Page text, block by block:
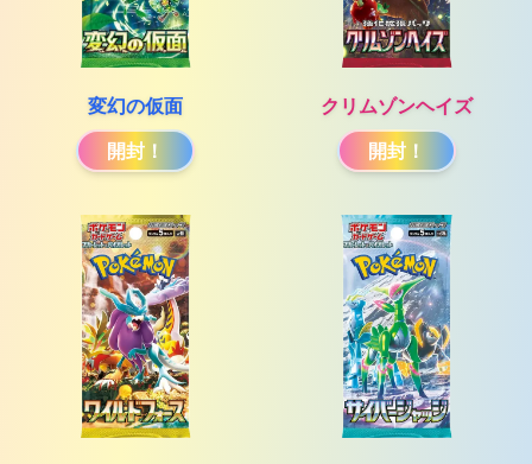
変幻の仮面
開封！
クリムゾンヘイズ
開封！